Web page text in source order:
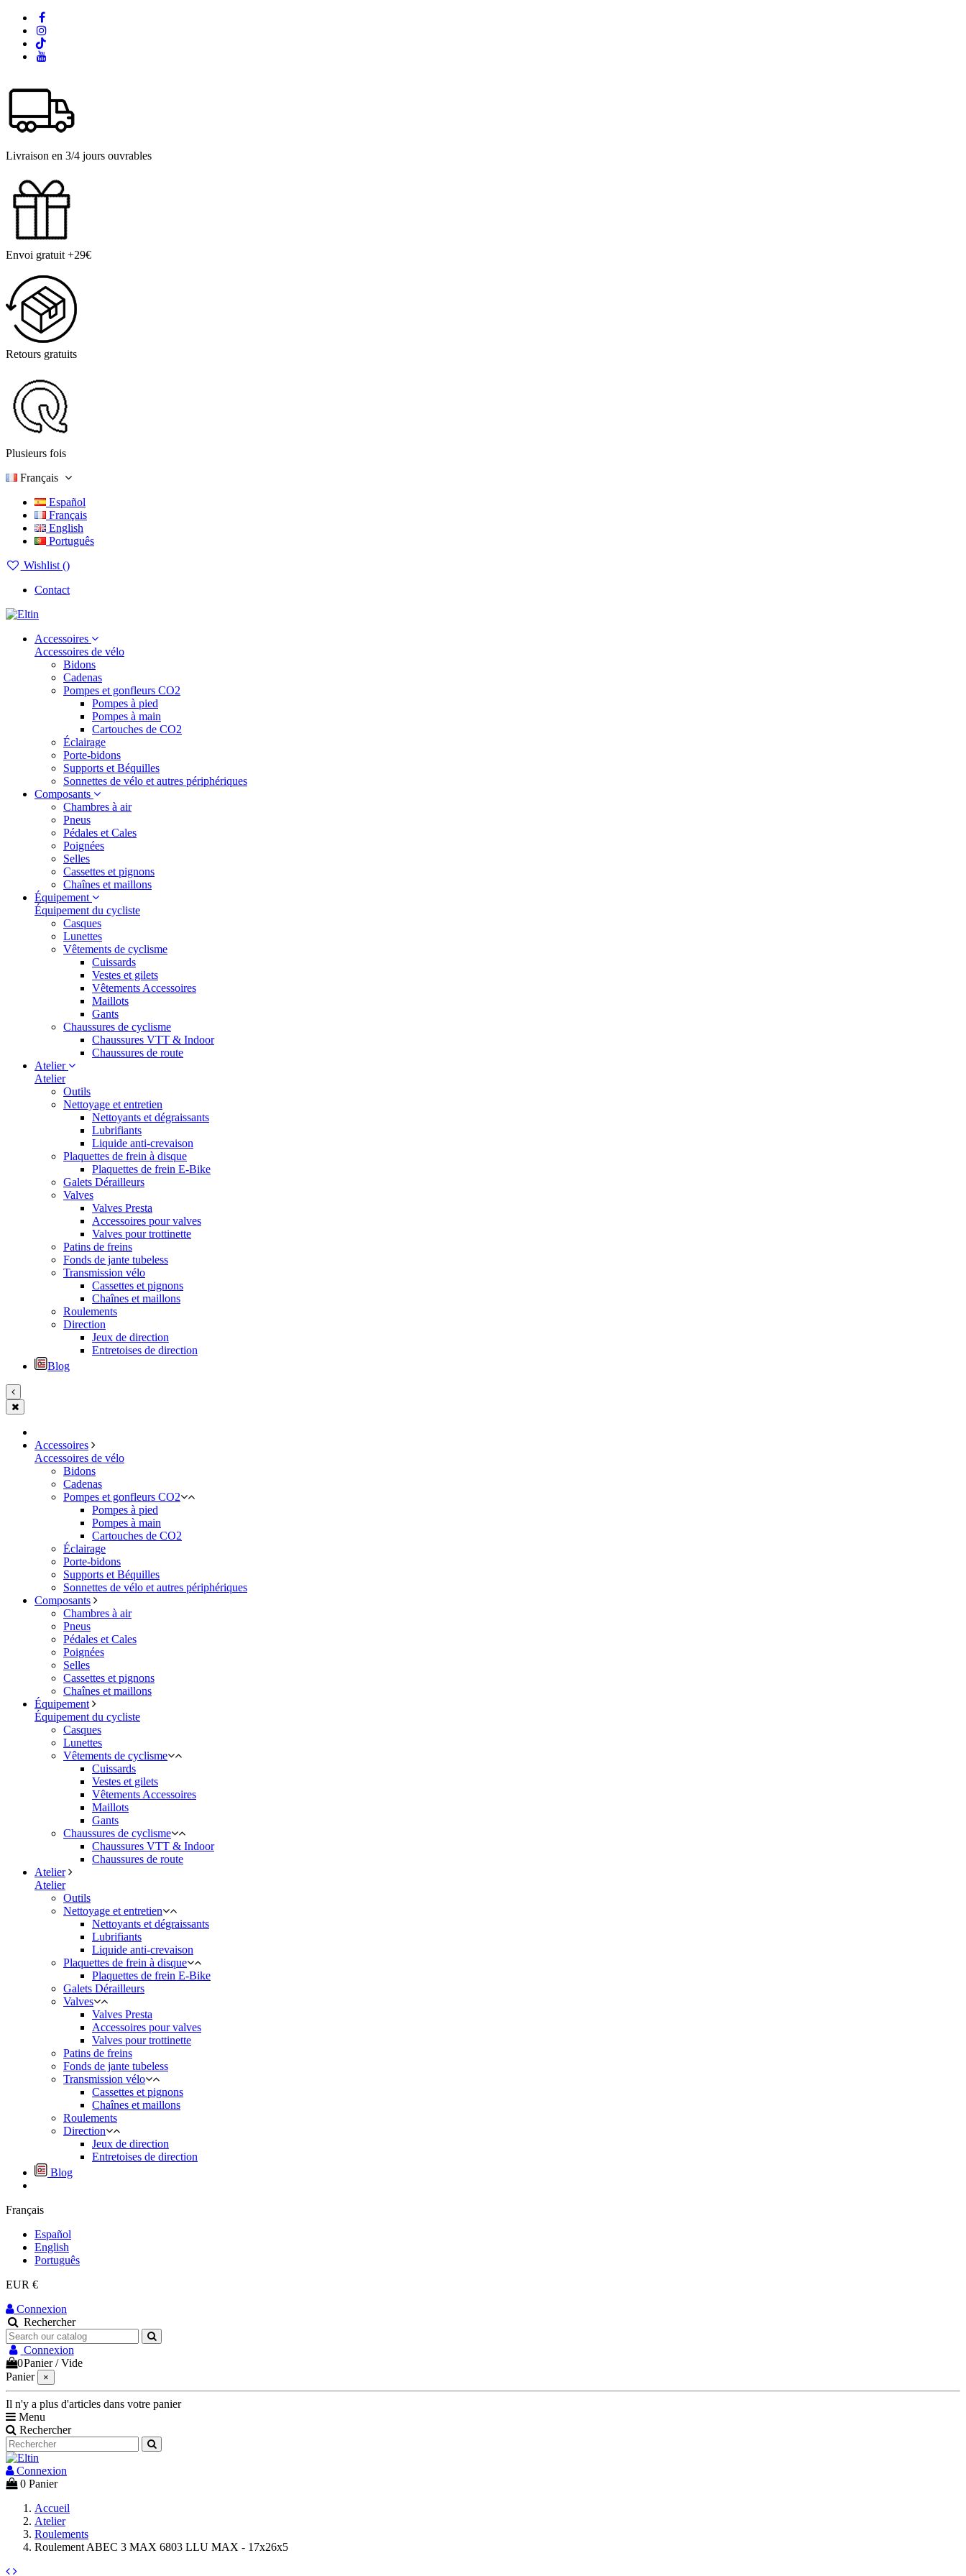
Livraison en 3/4 jours ouvrables
Envoi gratuit +29€
Retours gratuits
Plusieurs fois
Français
Español
Français
English
Português
Wishlist ()
Contact
Accessoires
Accessoires de vélo
Bidons
Cadenas
Pompes et gonfleurs CO2
Pompes à pied
Pompes à main
Cartouches de CO2
Éclairage
Porte-bidons
Supports et Béquilles
Sonnettes de vélo et autres périphériques
Composants
Chambres à air
Pneus
Pédales et Cales
Poignées
Selles
Cassettes et pignons
Chaînes et maillons
Équipement
Équipement du cycliste
Casques
Lunettes
Vêtements de cyclisme
Cuissards
Vestes et gilets
Vêtements Accessoires
Maillots
Gants
Chaussures de cyclisme
Chaussures VTT & Indoor
Chaussures de route
Atelier
Atelier
Outils
Nettoyage et entretien
Nettoyants et dégraissants
Lubrifiants
Liquide anti-crevaison
Plaquettes de frein à disque
Plaquettes de frein E-Bike
Galets Dérailleurs
Valves
Valves Presta
Accessoires pour valves
Valves pour trottinette
Patins de freins
Fonds de jante tubeless
Transmission vélo
Cassettes et pignons
Chaînes et maillons
Roulements
Direction
Jeux de direction
Entretoises de direction
Blog
Accessoires
Accessoires de vélo
Bidons
Cadenas
Pompes et gonfleurs CO2
Pompes à pied
Pompes à main
Cartouches de CO2
Éclairage
Porte-bidons
Supports et Béquilles
Sonnettes de vélo et autres périphériques
Composants
Chambres à air
Pneus
Pédales et Cales
Poignées
Selles
Cassettes et pignons
Chaînes et maillons
Équipement
Équipement du cycliste
Casques
Lunettes
Vêtements de cyclisme
Cuissards
Vestes et gilets
Vêtements Accessoires
Maillots
Gants
Chaussures de cyclisme
Chaussures VTT & Indoor
Chaussures de route
Atelier
Atelier
Outils
Nettoyage et entretien
Nettoyants et dégraissants
Lubrifiants
Liquide anti-crevaison
Plaquettes de frein à disque
Plaquettes de frein E-Bike
Galets Dérailleurs
Valves
Valves Presta
Accessoires pour valves
Valves pour trottinette
Patins de freins
Fonds de jante tubeless
Transmission vélo
Cassettes et pignons
Chaînes et maillons
Roulements
Direction
Jeux de direction
Entretoises de direction
Blog
Français
Español
English
Português
EUR €
Connexion
Rechercher
Connexion
0Panier /Vide
Panier
×
Il n'y a plus d'articles dans votre panier
Menu
Rechercher
Connexion
0 Panier
Accueil
Atelier
Roulements
Roulement ABEC 3 MAX 6803 LLU MAX - 17x26x5